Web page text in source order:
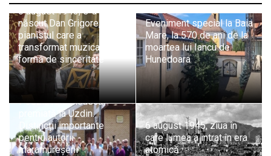
6 august 1943, s-a
născut Dan Grigore,
pianistul care a
transformat muzica într-o
formă de sinceritate
Eveniment special la Baia
Mare, la 570 de ani de la
moartea lui Iancu de
Hunedoara
Poezia românească,
premiată la Uzdin.
Distincții importante
pentru autorii
maramureșeni
6 august 1945, ziua în
care lumea a intrat în era
atomică